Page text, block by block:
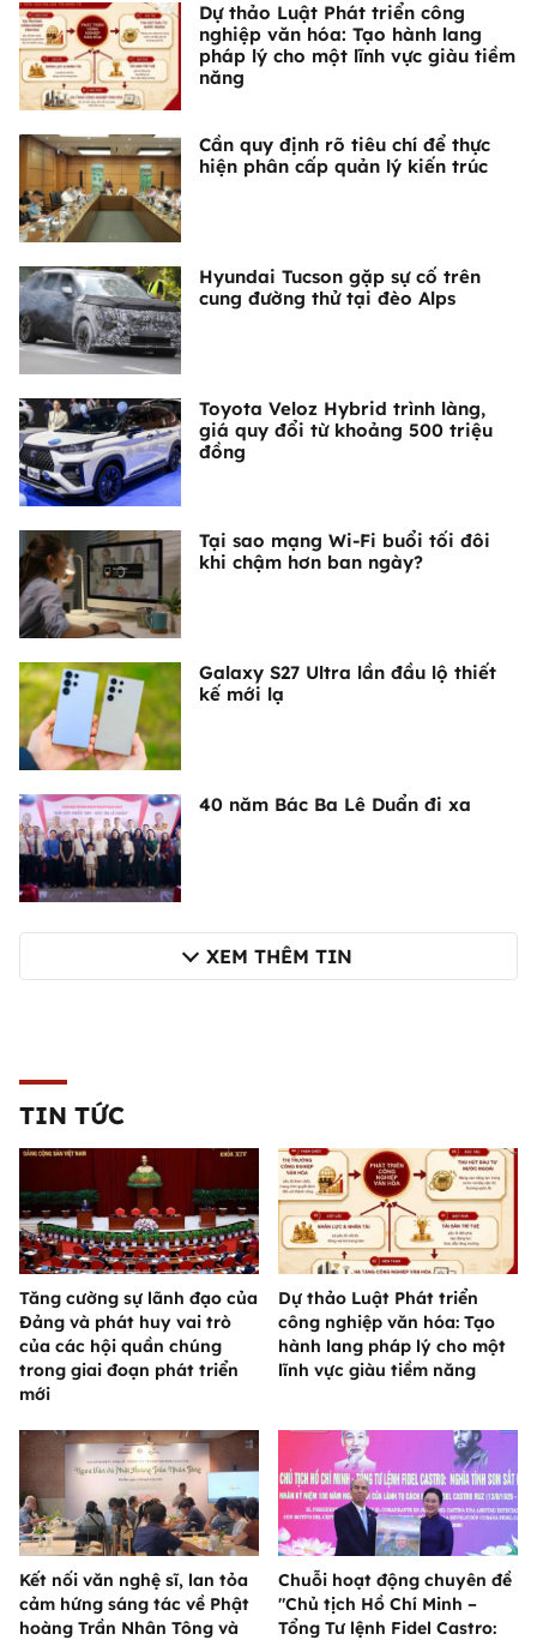
Dự thảo Luật Phát triển công
nghiệp văn hóa: Tạo hành lang
pháp lý cho một lĩnh vực giàu tiềm
năng
Cần quy định rõ tiêu chí để thực
hiện phân cấp quản lý kiến trúc
Hyundai Tucson gặp sự cố trên
cung đường thử tại đèo Alps
Toyota Veloz Hybrid trình làng,
giá quy đổi từ khoảng 500 triệu
đồng
Tại sao mạng Wi-Fi buổi tối đôi
khi chậm hơn ban ngày?
Galaxy S27 Ultra lần đầu lộ thiết
kế mới lạ
40 năm Bác Ba Lê Duẩn đi xa
XEM THÊM TIN
TIN TỨC
Tăng cường sự lãnh đạo của
Đảng và phát huy vai trò
của các hội quần chúng
trong giai đoạn phát triển
mới
Dự thảo Luật Phát triển
công nghiệp văn hóa: Tạo
hành lang pháp lý cho một
lĩnh vực giàu tiềm năng
Kết nối văn nghệ sĩ, lan tỏa
cảm hứng sáng tác về Phật
hoàng Trần Nhân Tông và
Chuỗi hoạt động chuyên đề
"Chủ tịch Hồ Chí Minh –
Tổng Tư lệnh Fidel Castro: